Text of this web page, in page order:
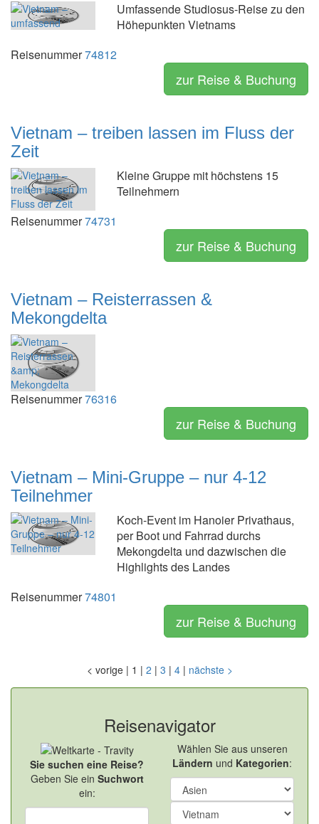
Umfassende Studiosus-Reise zu den
Höhepunkten Vietnams
Reisenummer74812
zur Reise & Buchung
Vietnam – treiben lassen im Fluss der
Zeit
Kleine Gruppe mit höchstens 15
Teilnehmern
Reisenummer74731
zur Reise & Buchung
Vietnam – Reisterrassen &
Mekongdelta
Reisenummer76316
zur Reise & Buchung
Vietnam – Mini-Gruppe – nur 4-12
Teilnehmer
Koch-Event im Hanoier Privathaus,
per Boot und Fahrrad durchs
Mekongdelta und dazwischen die
Highlights des Landes
Reisenummer74801
zur Reise & Buchung
< vorige | 1 | 2 | 3 | 4| nächste >
Reisenavigator
Sie suchen eine Reise?
Geben Sie ein Suchwort
ein:
Wählen Sie aus unseren
Ländern und Kategorien: